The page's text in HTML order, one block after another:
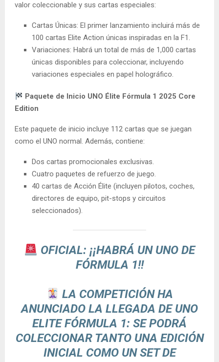
valor coleccionable y sus cartas especiales:
Cartas Únicas: El primer lanzamiento incluirá más de
100 cartas Elite Action únicas inspiradas en la F1.
Variaciones: Habrá un total de más de 1,000 cartas
únicas disponibles para coleccionar, incluyendo
variaciones especiales en papel holográfico.
Paquete de Inicio UNO Élite Fórmula 1 2025 Core
Edition
Este paquete de inicio incluye 112 cartas que se juegan
como el UNO normal. Además, contiene:
Dos cartas promocionales exclusivas.
Cuatro paquetes de refuerzo de juego.
40 cartas de Acción Élite (incluyen pilotos, coches,
directores de equipo, pit-stops y circuitos
seleccionados).
OFICIAL: ¡¡HABRÁ UN UNO DE
FÓRMULA 1!!
LA COMPETICIÓN HA
ANUNCIADO LA LLEGADA DE UNO
ELITE FÓRMULA 1: SE PODRÁ
COLECCIONAR TANTO UNA EDICIÓN
INICIAL COMO UN SET DE